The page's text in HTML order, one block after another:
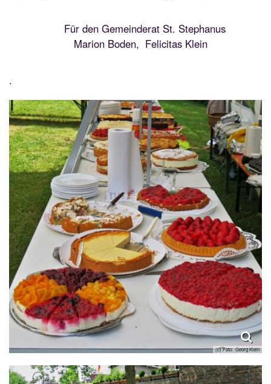
Für den Gemeinderat St. Stephanus
Marion Boden, Felicitas Klein
.
(c) Foto: Georg Klein